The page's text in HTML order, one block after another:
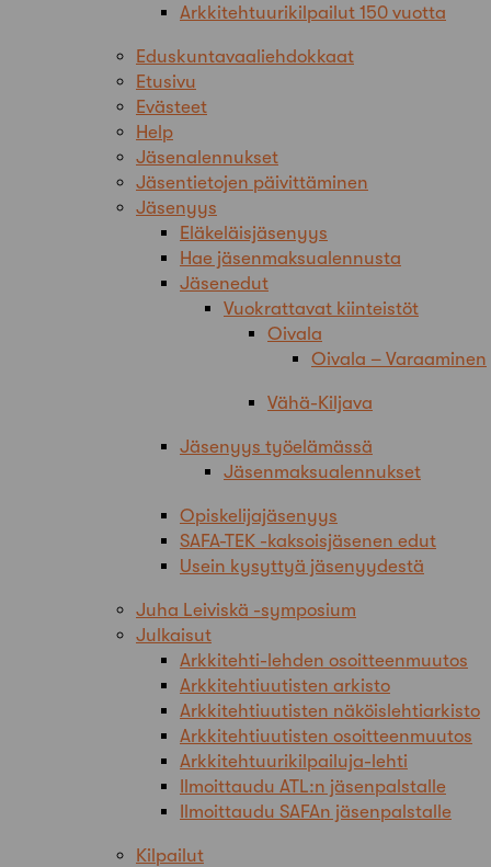
Arkkitehtuurikilpailut 150 vuotta
Eduskuntavaaliehdokkaat
Etusivu
Evästeet
Help
Jäsenalennukset
Jäsentietojen päivittäminen
Jäsenyys
Eläkeläisjäsenyys
Hae jäsenmaksualennusta
Jäsenedut
Vuokrattavat kiinteistöt
Oivala
Oivala – Varaaminen
Vähä-Kiljava
Jäsenyys työelämässä
Jäsenmaksualennukset
Opiskelijajäsenyys
SAFA-TEK -kaksoisjäsenen edut
Usein kysyttyä jäsenyydestä
Juha Leiviskä -symposium
Julkaisut
Arkkitehti-lehden osoitteenmuutos
Arkkitehtiuutisten arkisto
Arkkitehtiuutisten näköislehtiarkisto
Arkkitehtiuutisten osoitteenmuutos
Arkkitehtuurikilpailuja-lehti
Ilmoittaudu ATL:n jäsenpalstalle
Ilmoittaudu SAFAn jäsenpalstalle
Kilpailut